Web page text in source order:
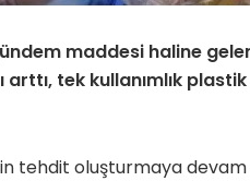
maddesi haline
arttı, tek kullanımlık
tehdit oluşturmaya devam